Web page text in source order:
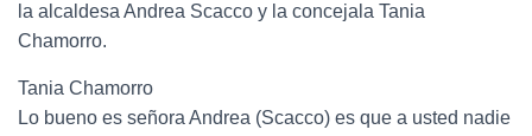
la alcaldesa Andrea Scacco y la concejala Tania
Chamorro.
Tania Chamorro
Lo bueno es señora Andrea (Scacco) es que a usted nadie